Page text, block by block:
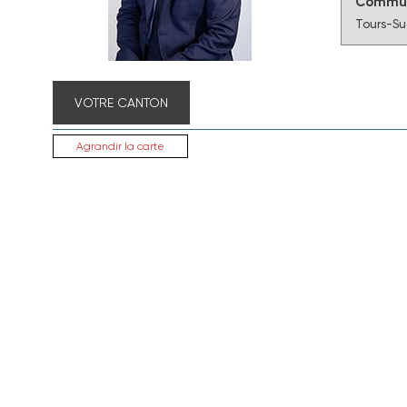
Tours-
VOTRE CANTON
Agrandir la carte